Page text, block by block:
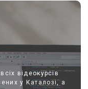
відеокурсів
у Каталозі, а